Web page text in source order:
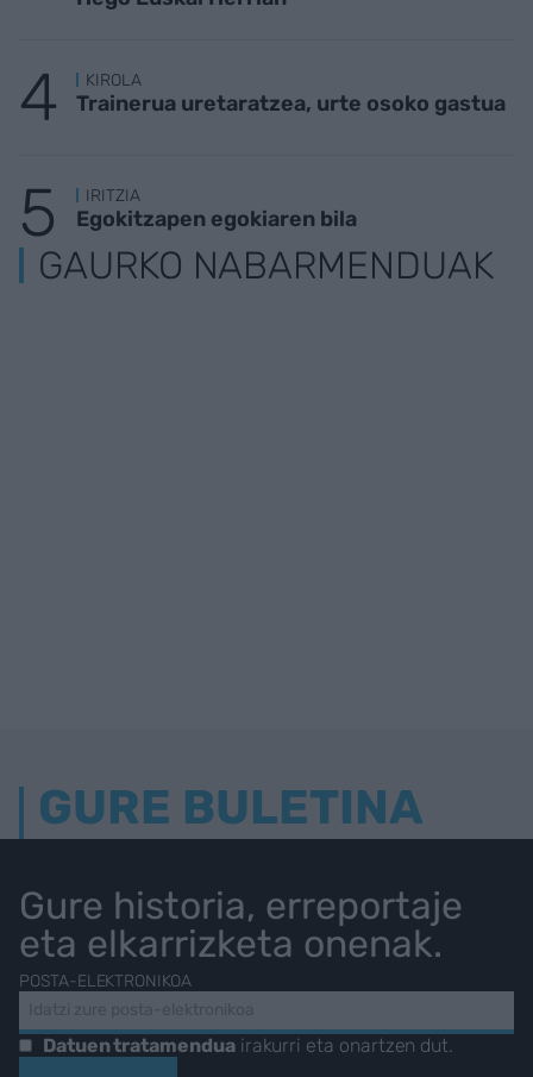
KIROLA
Trainerua uretaratzea, urte osoko gastua
IRITZIA
Egokitzapen egokiaren bila
GAURKO NABARMENDUAK
GURE BULETINA
Gure historia, erreportaje
eta elkarrizketa onenak.
POSTA-ELEKTRONIKOA
Datuen tratamenduairakurri eta onartzen dut.